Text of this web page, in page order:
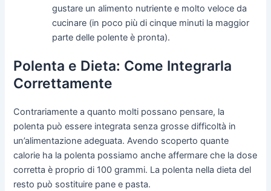
gustare un alimento nutriente e molto veloce da
cucinare (in poco più di cinque minuti la maggior
parte delle polente è pronta).
Polenta e Dieta: Come Integrarla
Correttamente
Contrariamente a quanto molti possano pensare, la
polenta può essere integrata senza grosse difficoltà in
un’alimentazione adeguata. Avendo scoperto quante
calorie ha la polenta possiamo anche affermare che la dose
corretta è proprio di 100 grammi. La polenta nella dieta del
resto può sostituire pane e pasta.